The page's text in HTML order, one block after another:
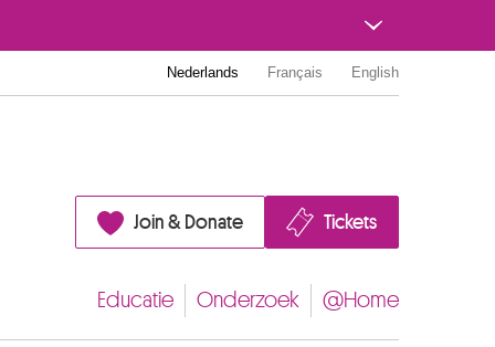
Nederlands Français English
Join & Donate Tickets
Educatie Onderzoek @Home